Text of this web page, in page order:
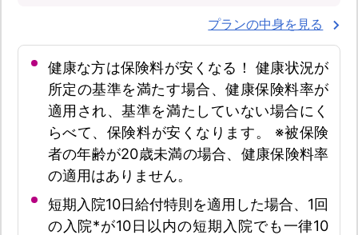
プランの中身を見る
健康な方は保険料が安くなる！ 健康状況が
所定の基準を満たす場合、健康保険料率が
適用され、基準を満たしていない場合にく
らべて、保険料が安くなります。 ※被保険
者の年齢が20歳未満の場合、健康保険料率
の適用はありません。
短期入院10日給付特則を適用した場合、1回
の入院*が10日以内の短期入院でも一律10